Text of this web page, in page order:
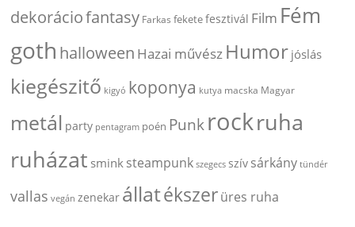
dekoráciofantasy Farkas feketefesztivál Film Fém
goth halloween Hazai művész Humor jóslás
kiegészitő kigyó koponya kutya macska Magyar
metál party pentagram poén Punkrockruha
ruházat smink steampunk szegecs szív sárkány tündér
vallas vegán zenekar állatékszerüres ruha